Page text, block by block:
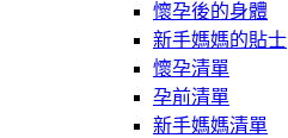
懷孕後的身體
新手媽媽的貼士
懷孕清單
孕前清單
新手媽媽清單